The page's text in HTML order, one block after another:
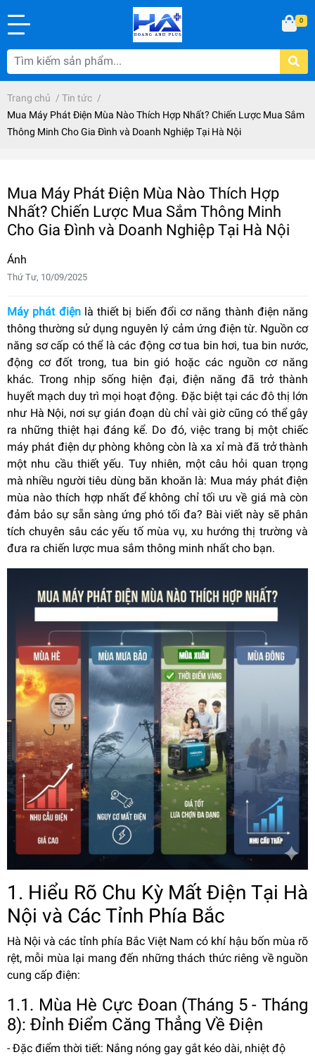
0
Trang chủ / Tin tức /
Mua Máy Phát Điện Mùa Nào Thích Hợp Nhất? Chiến Lược Mua Sắm
Thông Minh Cho Gia Đình và Doanh Nghiệp Tại Hà Nội
Mua Máy Phát Điện Mùa Nào Thích Hợp
Nhất? Chiến Lược Mua Sắm Thông Minh
Cho Gia Đình và Doanh Nghiệp Tại Hà Nội
Ánh
Thứ Tư, 10/09/2025
Máy phát điệnlà thiết bị biến đổi cơ năng thành điện năng
thông thường sử dụng nguyên lý cảm ứng điện từ. Nguồn cơ
năng sơ cấp có thể là các động cơ tua bin hơi, tua bin nước,
động cơ đốt trong, tua bin gió hoặc các nguồn cơ năng
khác. Trong nhịp sống hiện đại, điện năng đã trở thành
huyết mạch duy trì mọi hoạt động. Đặc biệt tại các đô thị lớn
như Hà Nội, nơi sự gián đoạn dù chỉ vài giờ cũng có thể gây
ra những thiệt hại đáng kể. Do đó, việc trang bị một chiếc
máy phát điện dự phòng không còn là xa xỉ mà đã trở thành
một nhu cầu thiết yếu. Tuy nhiên, một câu hỏi quan trọng
mà nhiều người tiêu dùng băn khoăn là: Mua máy phát điện
mùa nào thích hợp nhất để không chỉ tối ưu về giá mà còn
đảm bảo sự sẵn sàng ứng phó tối đa? Bài viết này sẽ phân
tích chuyên sâu các yếu tố mùa vụ, xu hướng thị trường và
đưa ra chiến lược mua sắm thông minh nhất cho bạn.
1. Hiểu Rõ Chu Kỳ Mất Điện Tại Hà
Nội và Các Tỉnh Phía Bắc
Hà Nội và các tỉnh phía Bắc Việt Nam có khí hậu bốn mùa rõ
rệt, mỗi mùa lại mang đến những thách thức riêng về nguồn
cung cấp điện:
1.1. Mùa Hè Cực Đoan (Tháng 5 - Tháng
8): Đỉnh Điểm Căng Thẳng Về Điện
- Đặc điểm thời tiết: Nắng nóng gay gắt kéo dài, nhiệt độ